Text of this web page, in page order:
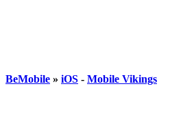
BeMobile » iOS - Mobile Vikings